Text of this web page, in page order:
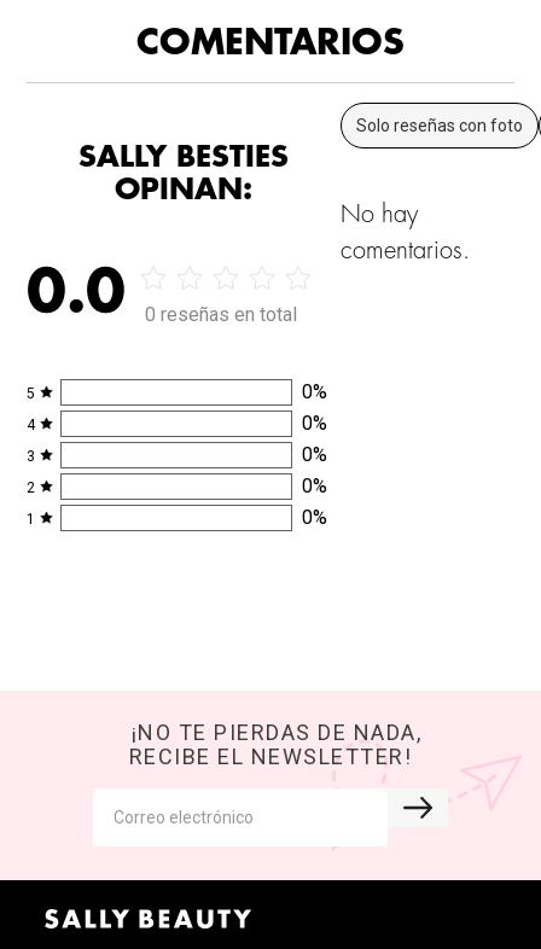
COMENTARIOS
SALLY BESTIES
OPINAN:
0.0 0 reseñas en total
5 0%
4 0%
3 0%
2 0%
1 0%
Solo reseñas con foto
No hay
comentarios.
¡NO TE PIERDAS DE NADA,
RECIBE EL NEWSLETTER!